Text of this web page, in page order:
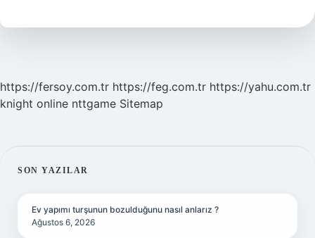
Bulunur
https://fersoy.com.tr https://feg.com.tr https://yahu.com.tr
knight online nttgame Sitemap
SIDEBAR
SON YAZILAR
Ev yapımı turşunun bozulduğunu nasıl anlarız ?
Ağustos 6, 2026